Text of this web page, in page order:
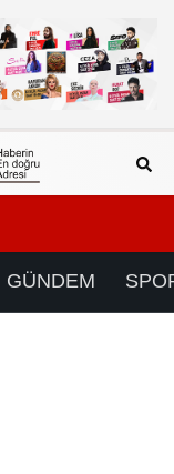
GÜNDEM